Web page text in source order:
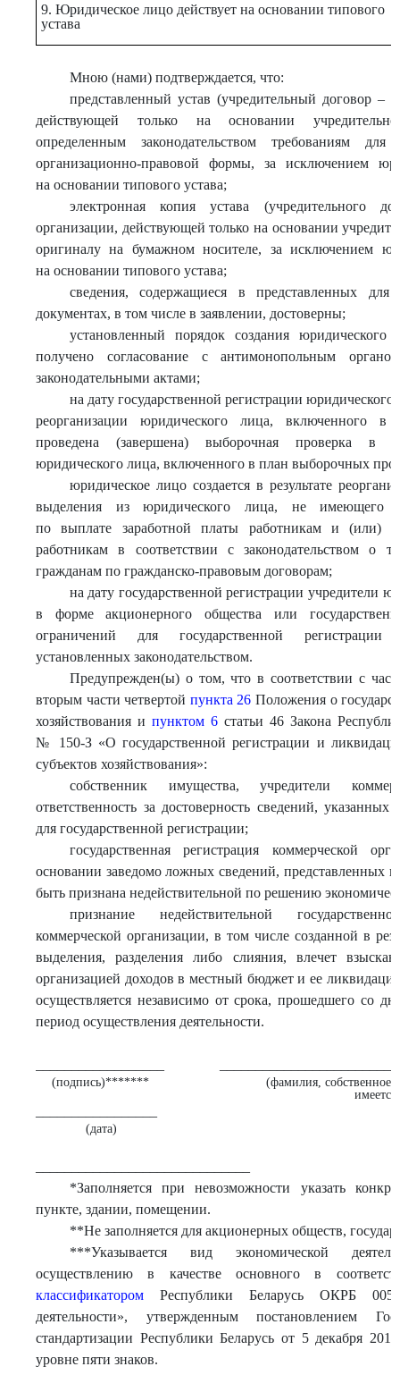
9. Юридическое лицо действует на основании типового
устава
Мною (нами) подтверждается, что:
представленный устав (учредительный договор –
действующей только на основании
определенным законодательством требованиям
организационно-правовой формы, за исключением
на основании типового устава;
электронная копия устава (учредительного
организации, действующей только на основании
оригиналу на бумажном носителе, за исключением
на основании типового устава;
сведения, содержащиеся в представленных для
документах, в том числе в заявлении, достоверны;
установленный порядок создания
получено согласование с антимонопольным
законодательными актами;
на дату государственной регистрации юридического
реорганизации юридического лица, включенного
проведена (завершена) выборочная проверка в
юридического лица, включенного в план выборочных
юридическое лицо создается в результате
выделения из юридического лица, не имеющего
по выплате заработной платы работникам и (или)
работникам в соответствии с законодательством о
гражданам по гражданско-правовым договорам;
на дату государственной регистрации учредители
в форме акционерного общества или
ограничений для государственной регистрации
установленных законодательством.
Предупрежден(ы) о том, что в соответствии с
вторым части четвертой пункта 26 Положения о
хозяйствования и пунктом 6статьи 46 Закона
№ 150-З «О государственной регистрации и
субъектов хозяйствования»:
собственник имущества, учредители
ответственность за достоверность сведений,
для государственной регистрации;
государственная регистрация коммерческой
основании заведомо ложных сведений, представленных
быть признана недействительной по решению
признание недействительной
коммерческой организации, в том числе созданной в
выделения, разделения либо слияния, влечет
организацией доходов в местный бюджет и ее
осуществляется независимо от срока, прошедшего со
период осуществления деятельности.
(подпись)*******
(фамилия, собственное
(дата)
*Заполняется при невозможности указать
пункте, здании, помещении.
**Не заполняется для акционерных обществ,
***Указывается вид экономической
осуществлению в качестве основного в
классификатором Республики Беларусь ОКРБ 005-
деятельности», утвержденным постановлением
стандартизации Республики Беларусь от 5 декабря
уровне пяти знаков.